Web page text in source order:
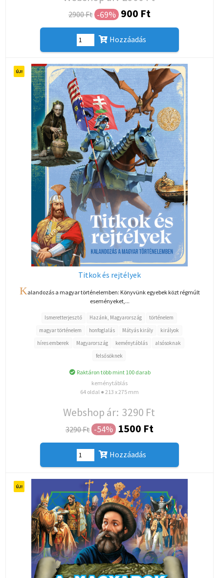
2900 Ft -69% 900 Ft
Hozzáadás
Titkok és rejtélyek
Kalandozás a magyar történelemben: Könyvünk egyebek közt régmúlt
eseményeket,...
Ismeretterjesztő Hazánk, Magyarország
történelem
magyar történelem
honfoglalás Mátyás király
királyok
híres emberek
Magyarország keménytáblás
alsósoknak
felsősöknek
Raktáron több mint 100 darab
keménytáblás
64 oldal ● 213 x 275 mm
Webshop ár: 3290 Ft
3290 Ft -54% 1500 Ft
Hozzáadás